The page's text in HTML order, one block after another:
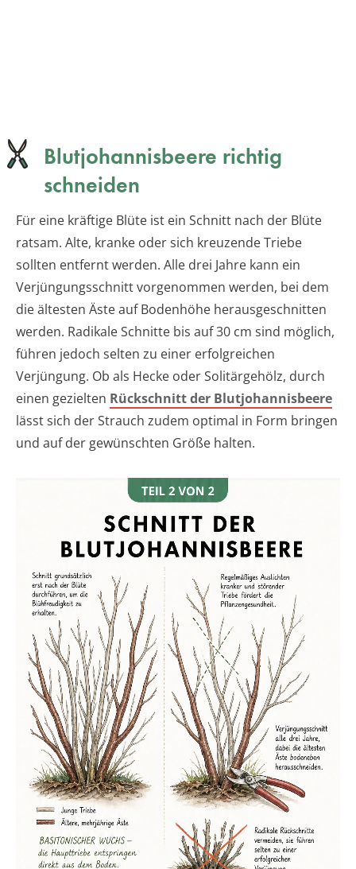
Blutjohannisbeere richtig
schneiden
Für eine kräftige Blüte ist ein Schnitt nach der Blüte
ratsam. Alte, kranke oder sich kreuzende Triebe
sollten entfernt werden. Alle drei Jahre kann ein
Verjüngungsschnitt vorgenommen werden, bei dem
die ältesten Äste auf Bodenhöhe herausgeschnitten
werden. Radikale Schnitte bis auf 30 cm sind möglich,
führen jedoch selten zu einer erfolgreichen
Verjüngung. Ob als Hecke oder Solitärgehölz, durch
einen gezielten Rückschnitt der Blutjohannisbeere
lässt sich der Strauch zudem optimal in Form bringen
und auf der gewünschten Größe halten.